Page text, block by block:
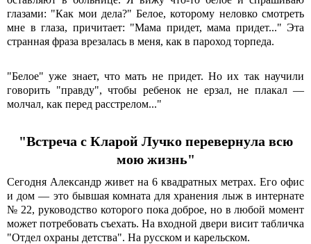
глазами: "Как мои дела?" Белое, которому неловко смотреть
мне в глаза, причитает: "Мама придет, мама придет..." Эта
странная фраза врезалась в меня, как в пароход торпеда.
"Белое" уже знает, что мать не придет. Но их так научили
говорить "правду", чтобы ребенок не ерзал, не плакал —
молчал, как перед расстрелом..."
"Встреча с Кларой Лучко перевернула всю
мою жизнь"
Сегодня Александр живет на 6 квадратных метрах. Его офис
и дом — это бывшая комната для хранения лыж в интернате
№ 22, руководство которого пока доброе, но в любой момент
может потребовать съехать. На входной двери висит табличка
"Отдел охраны детства". На русском и карельском.